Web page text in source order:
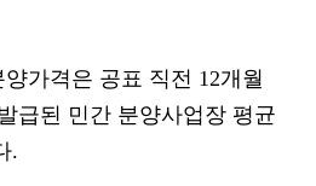
가격은 공표 직전 12개월
급된 민간 분양사업장 평균
.